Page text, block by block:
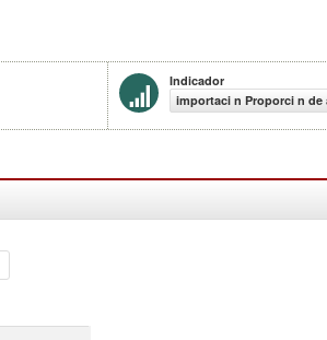
Indicador
importaci n Proporci n de